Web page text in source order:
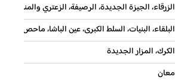
الزرقاء، الجيزة الجديدة، الرصيفة، الزعتري والمنشية،
البلقاء، البنيات، السلط الكبرى، عين الباشا، ماحص
الكرك، المزار الجديدة
معان